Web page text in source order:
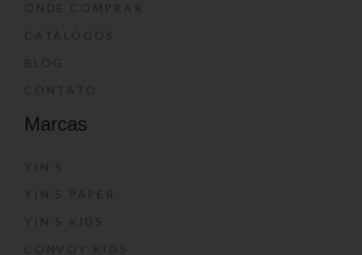
ONDE COMPRAR
CATÁLOGOS
BLOG
CONTATO
Marcas
YIN’S
YIN’S PAPER
YIN’S KIDS
CONVOY KIDS